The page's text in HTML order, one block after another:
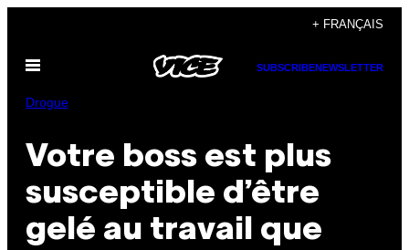
content
+ FRANÇAIS
Open
SUBSCRIBENEWSLETTER
Drogue
Votre boss est plus
susceptible d’être
gelé au travail que